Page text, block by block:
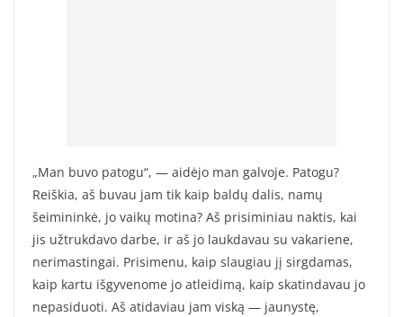
„Man buvo patogu“, — aidėjo man galvoje. Patogu?
Reiškia, aš buvau jam tik kaip baldų dalis, namų
šeimininkė, jo vaikų motina? Aš prisiminiau naktis, kai
jis užtrukdavo darbe, ir aš jo laukdavau su vakariene,
nerimastingai. Prisimenu, kaip slaugiau jį sirgdamas,
kaip kartu išgyvenome jo atleidimą, kaip skatindavau jo
nepasiduoti. Aš atidaviau jam viską — jaunystę,